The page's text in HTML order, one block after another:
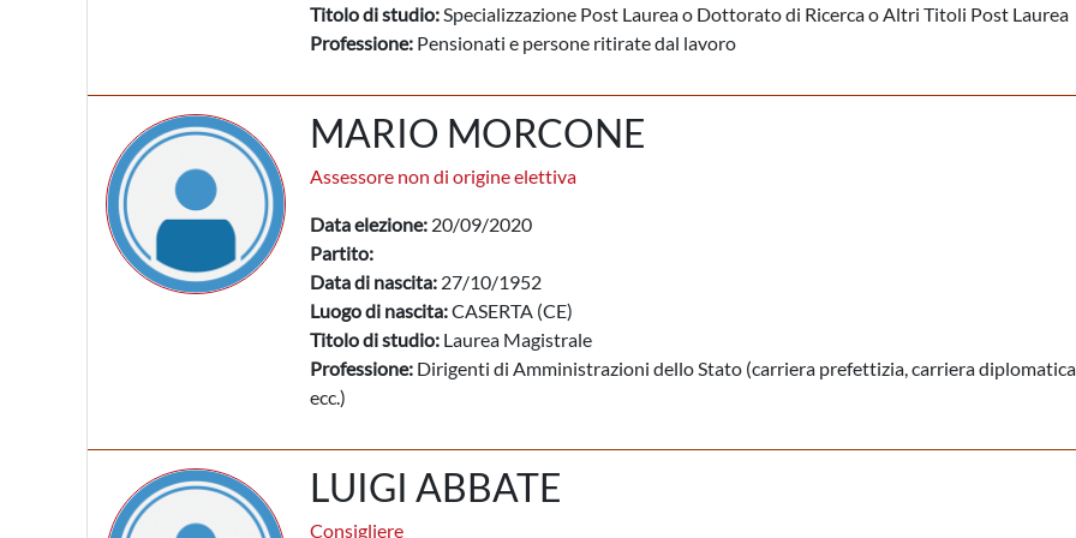
Titolo di studio:Specializzazione Post Laurea o Dottorato di Ricerca o Altri Titoli Post Laurea
Professione: Pensionati e persone ritirate dal lavoro
MARIO MORCONE
Assessore non di origine elettiva
Data elezione: 20/09/2020
Partito:
Data di nascita: 27/10/1952
Luogo di nascita:CASERTA (CE)
Titolo di studio: Laurea Magistrale
Professione: Dirigenti di Amministrazioni dello Stato (carriera prefettizia, carriera
ecc.)
LUIGI ABBATE
Consigliere